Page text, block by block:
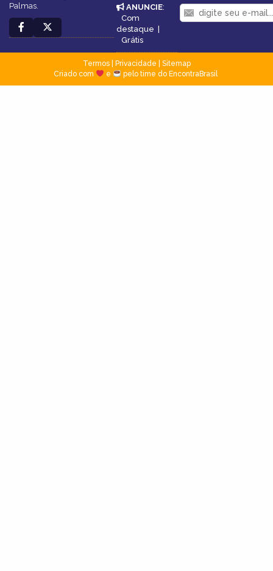
Palmas.
ANUNCIE:
Com
destaque |
Grátis
Termos| Privacidade
Sitemap
Criado com
e pelo time do EncontraBrasil